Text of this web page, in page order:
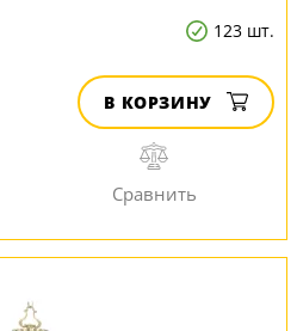
123 шт.
В КОРЗИНУ